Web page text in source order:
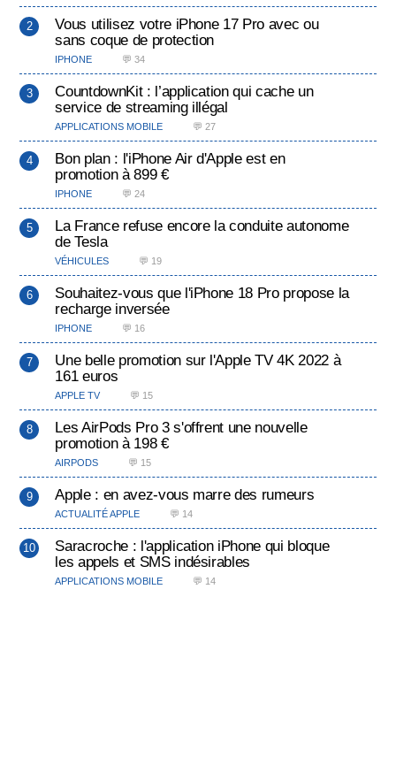
Vous utilisez votre iPhone 17 Pro avec ou
sans coque de protection
IPHONE 💬 34
CountdownKit : l’application qui cache un
service de streaming illégal
APPLICATIONS MOBILE 💬 27
Bon plan : l'iPhone Air d'Apple est en
promotion à 899 €
IPHONE 💬 24
La France refuse encore la conduite autonome
de Tesla
VÉHICULES 💬 19
Souhaitez-vous que l'iPhone 18 Pro propose la
recharge inversée
IPHONE 💬 16
Une belle promotion sur l'Apple TV 4K 2022 à
161 euros
APPLE TV 💬 15
Les AirPods Pro 3 s'offrent une nouvelle
promotion à 198 €
AIRPODS 💬 15
Apple : en avez-vous marre des rumeurs
ACTUALITÉ APPLE 💬 14
Saracroche : l'application iPhone qui bloque
les appels et SMS indésirables
APPLICATIONS MOBILE 💬 14